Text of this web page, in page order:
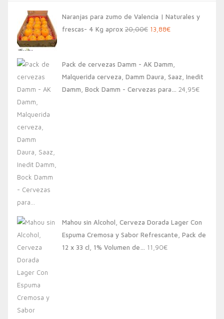
Naranjas para zumo de Valencia | Naturales y
frescas- 4 Kg aprox 20,00€ El
era:
20,00€.
13,88€El
es:
13,88€.
Pack de cervezas Damm - AK Damm,
Malquerida cerveza, Damm Daura, Saaz, Inedit
Damm, Bock Damm - Cervezas para… 24,95€
Mahou sin Alcohol, Cerveza Dorada Lager Con
Espuma Cremosa y Sabor Refrescante, Pack de
12 x 33 cl, 1% Volumen de… 11,90€